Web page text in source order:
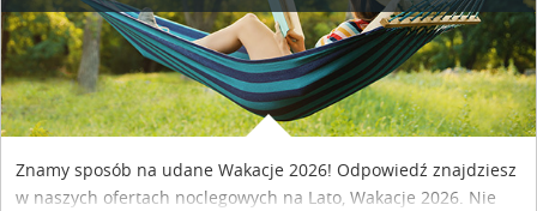
Znamy sposób na udane Wakacje 2026! Odpowiedź znajdziesz
w naszych ofertach noclegowych na Lato, Wakacje 2026. Nie